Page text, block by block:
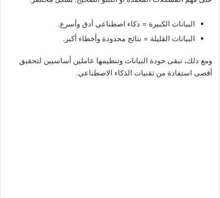
البيانات الكبيرة = ذكاء اصطناعي أدق وأسرع.
البيانات القليلة = نتائج محدودة وأخطاء أكبر.
ومع ذلك، تبقى جودة البيانات وتنظيمها عاملين أساسيين لتحقيق
أقصى استفادة من تقنيات الذكاء الاصطناعي.